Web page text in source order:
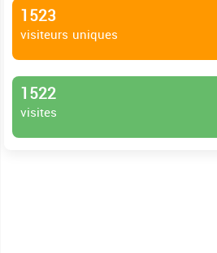
1523
visiteurs uniques
1522
visites